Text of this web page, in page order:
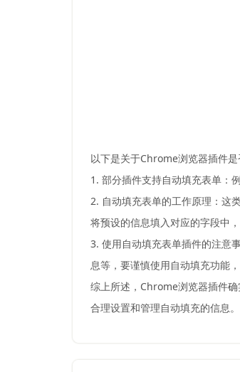
以下是关于Chrome浏览器插件
1. 部分插件支持自动填充表单：
2. 自动填充表单的工作原理：这
将预设的信息填入对应的字段中
3. 使用自动填充表单插件的注意
息等，要谨慎使用自动填充功能，
综上所述，Chrome浏览器插件
合理设置和管理自动填充的信息。